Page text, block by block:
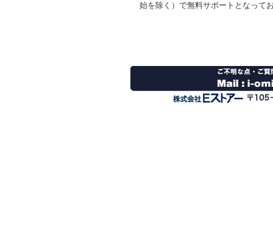
始を除く）で無料サポートとなって